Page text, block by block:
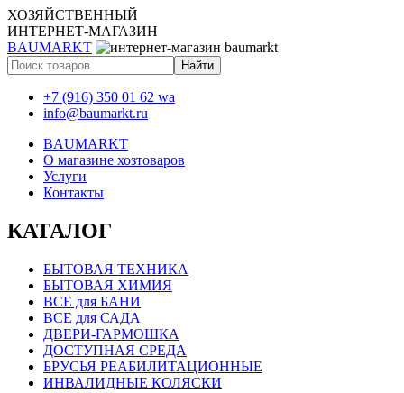
ХОЗЯЙСТВЕННЫЙ
ИНТЕРНЕТ-МАГАЗИН
BAUMARKT
+7 (916) 350 01 62 wa
info@baumarkt.ru
BAUMARKT
О магазине хозтоваров
Услуги
Контакты
КАТАЛОГ
БЫТОВАЯ ТЕХНИКА
БЫТОВАЯ ХИМИЯ
ВСЕ для БАНИ
ВСЕ для САДА
ДВЕРИ-ГАРМОШКА
ДОСТУПНАЯ СРЕДА
БРУСЬЯ РЕАБИЛИТАЦИОННЫЕ
ИНВАЛИДНЫЕ КОЛЯСКИ